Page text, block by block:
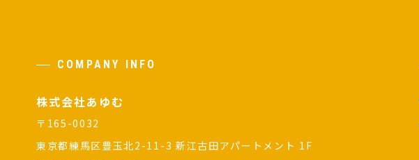
COMPANY INFO
株式会社あゆむ
〒165-0032
東京都練馬区豊玉北2-11-3 新江古田アパートメント 1F